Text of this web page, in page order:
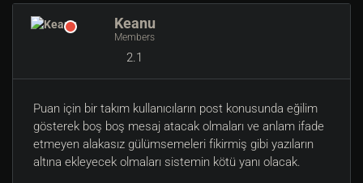
Keanu
Members
2.1
Puan için bir takım kullanıcıların post konusunda eğilim
gösterek boş boş mesaj atacak olmaları ve anlam ifade
etmeyen alakasız gülümsemeleri fikirmiş gibi yazıların
altına ekleyecek olmaları sistemin kötü yanı olacak.